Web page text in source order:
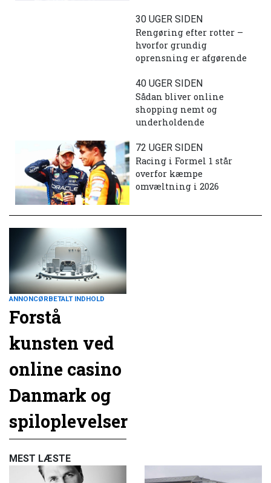
30 UGER SIDEN
Rengøring efter rotter –
hvorfor grundig
oprensning er afgørende
40 UGER SIDEN
Sådan bliver online
shopping nemt og
underholdende
72 UGER SIDEN
Racing i Formel 1 står
overfor kæmpe
omvæltning i 2026
ANNONCØRBETALT INDHOLD
Forstå
kunsten ved
online casino
Danmark og
spiloplevelser
MEST LÆSTE